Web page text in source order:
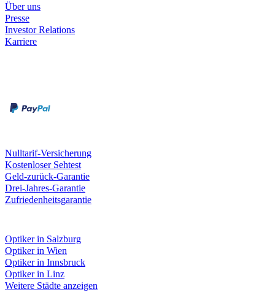
Über uns
Presse
Investor Relations
Karriere
Nulltarif-Versicherung
Kostenloser Sehtest
Geld-zurück-Garantie
Drei-Jahres-Garantie
Zufriedenheitsgarantie
Optiker in Salzburg
Optiker in Wien
Optiker in Innsbruck
Optiker in Linz
Weitere Städte anzeigen